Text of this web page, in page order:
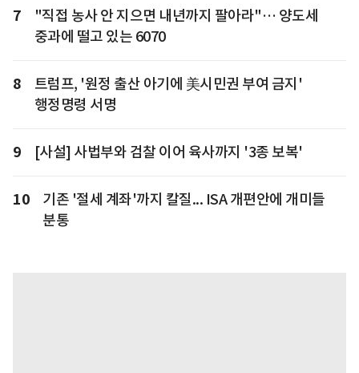
7
"직접 농사 안 지으면 내년까지 팔아라"… 양도세
중과에 떨고 있는 6070
8
트럼프, '원정 출산 아기에 美시민권 부여 금지'
행정명령 서명
9 [사설] 사법부와 검찰 이어 육사까지 '3종 보복'
10
기존 '절세 계좌'까지 칼질... ISA 개편안에 개미들
분통